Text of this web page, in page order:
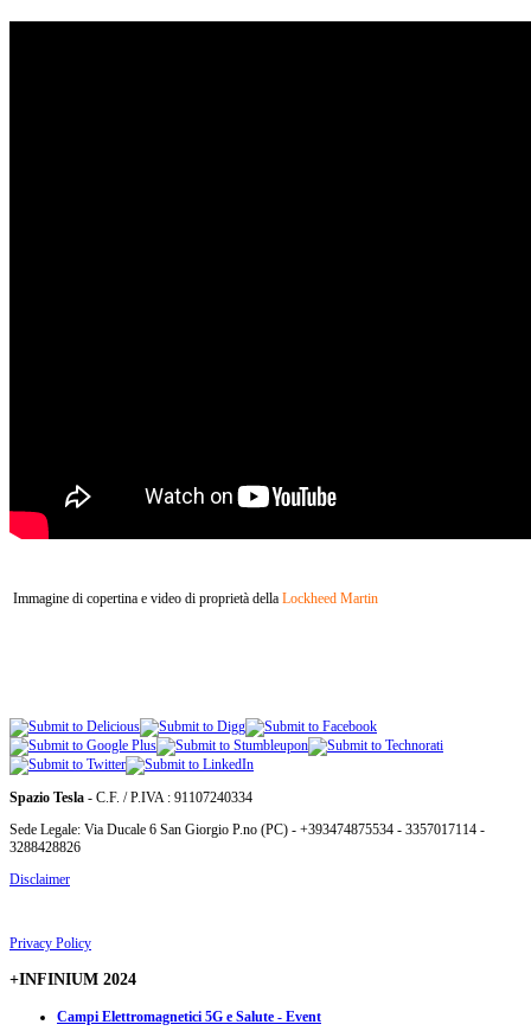
Immagine di copertina e video di proprietà della Lockheed Martin
Spazio Tesla - C.F. / P.IVA : 91107240334
Sede Legale: Via Ducale 6 San Giorgio P.no (PC) - +393474875534 - 3357017114 -
3288428826
Disclaimer
Privacy Policy
+INFINIUM 2024
Campi Elettromagnetici 5G e Salute - Event